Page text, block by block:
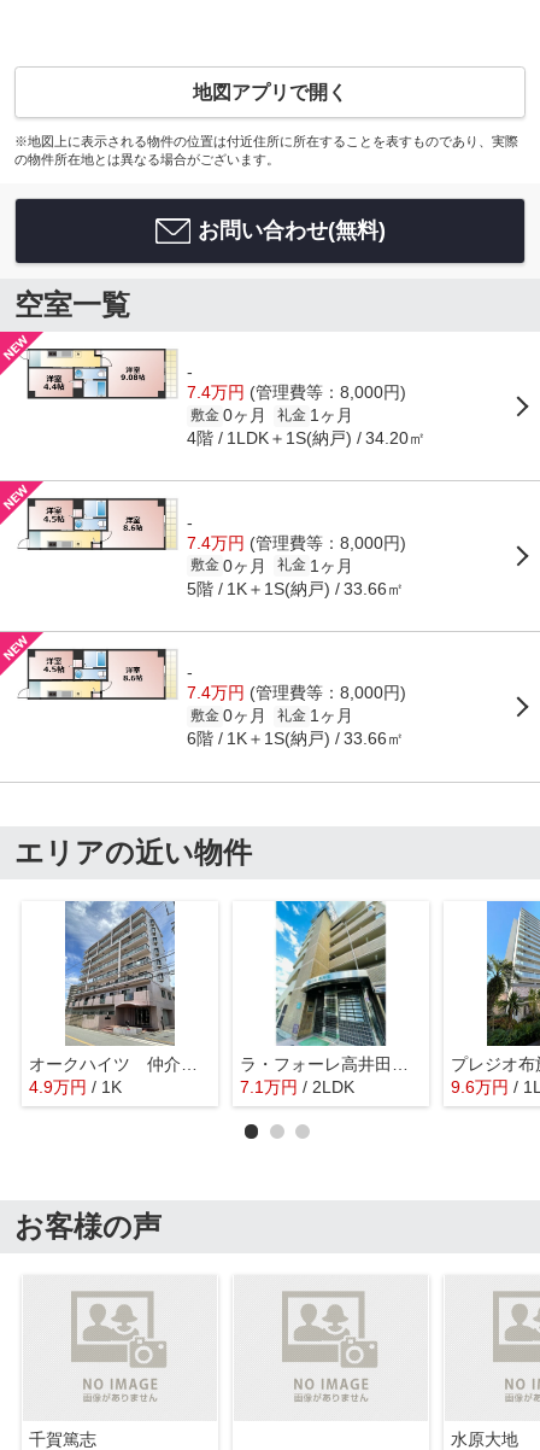
地図アプリで開く
※地図上に表示される物件の位置は付近住所に所在することを表すものであり、実際
の物件所在地とは異なる場合がございます。
お問い合わせ(無料)
空室一覧
-
7.4万円 (管理費等：8,000円)
敷金 0ヶ月 礼金 1ヶ月
4階 1LDK＋1S(納戸) 34.20㎡
-
7.4万円 (管理費等：8,000円)
敷金 0ヶ月 礼金 1ヶ月
5階 1K＋1S(納戸) 33.66㎡
-
7.4万円 (管理費等：8,000円)
敷金 0ヶ月 礼金 1ヶ月
6階 1K＋1S(納戸) 33.66㎡
エリアの近い物件
オークハイツ 仲介手数料無料
4.9万円 / 1K
ラ・フォーレ高井田 仲介手数料無料
7.1万円 / 2LDK 9.6万円 /
お客様の声
千賀篤志 水原大地